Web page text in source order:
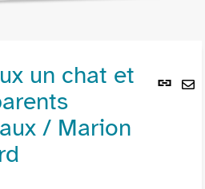
Lien
un chat et
/ Marion